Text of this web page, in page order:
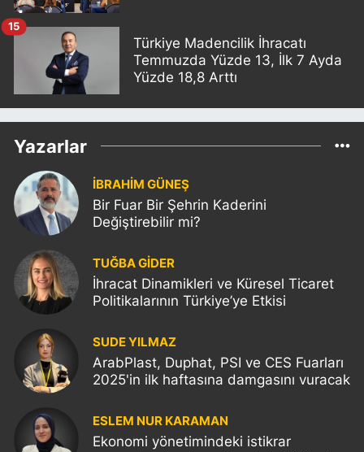
Türkiye Madencilik İhracatı
Temmuzda Yüzde 13, İlk 7 Ayda
Yüzde 18,8 Arttı
15
Yazarlar
İBRAHİM GÜNEŞ
Bir Fuar Bir Şehrin Kaderini
Değiştirebilir mi?
TUĞBA GİDER
İhracat Dinamikleri ve Küresel Ticaret
Politikalarının Türkiye’ye Etkisi
SUDE YILMAZ
ArabPlast, Duphat, PSI ve CES Fuarları
2025'in ilk haftasına damgasını vuracak
ESLEM NUR KARAMAN
Ekonomi yönetimindeki istikrar